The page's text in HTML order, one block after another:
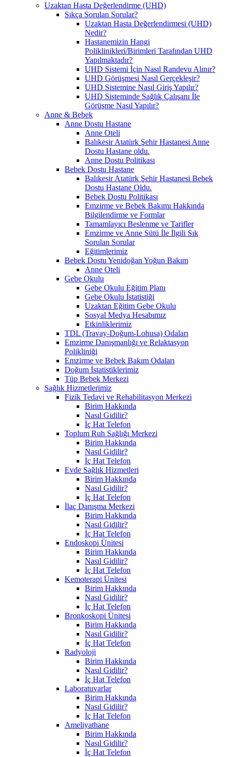
Uzaktan Hasta Değerlendirme (UHD)
Sıkça Sorulan Sorular?
Uzaktan Hasta Değerlendirmesi (UHD)
Nedir?
Hastanemizin Hangi
Poliklinikleri/Birimleri Tarafından UHD
Yapılmaktadır?
UHD Sistemi İçin Nasıl Randevu Alınır?
UHD Görüşmesi Nasıl Gerçekleşir?
UHD Sistemine Nasıl Giriş Yapılır?
UHD Sisteminde Sağlık Çalışanı İle
Görüşme Nasıl Yapılır?
Anne & Bebek
Anne Dostu Hastane
Anne Oteli
Balıkesir Atatürk Şehir Hastanesi Anne
Dostu Hastane oldu.
Anne Dostu Politikası
Bebek Dostu Hastane
Balıkesir Atatürk Şehir Hastanesi Bebek
Dostu Hastane Oldu.
Bebek Dostu Politikası
Emzirme ve Bebek Bakımı Hakkında
Bilgilendirme ve Formlar
Tamamlayıcı Beslenme ve Tarifler
Emzirme ve Anne Sütü İle İlgili Sık
Sorulan Sorular
Eğitimlerimiz
Bebek Dostu Yenidoğan Yoğun Bakım
Anne Oteli
Gebe Okulu
Gebe Okulu Eğitim Planı
Gebe Okulu İstatistiği
Uzaktan Eğitim Gebe Okulu
Sosyal Medya Hesabımız
Etkinliklerimiz
TDL (Travay-Doğum-Lohusa) Odaları
Emzirme Danışmanlığı ve Relaktasyon
Polikliniği
Emzirme ve Bebek Bakım Odaları
Doğum İstatistiklerimiz
Tüp Bebek Merkezi
Sağlık Hizmetlerimiz
Fizik Tedavi ve Rehabilitasyon Merkezi
Birim Hakkında
Nasıl Gidilir?
İç Hat Telefon
Toplum Ruh Sağlığı Merkezi
Birim Hakkında
Nasıl Gidilir?
İç Hat Telefon
Evde Sağlık Hizmetleri
Birim Hakkında
Nasıl Gidilir?
İç Hat Telefon
İlaç Danışma Merkezi
Birim Hakkında
Nasıl Gidilir?
İç Hat Telefon
Endoskopi Ünitesi
Birim Hakkında
Nasıl Gidilir?
İç Hat Telefon
Kemoterapi Ünitesi
Birim Hakkında
Nasıl Gidilir?
İç Hat Telefon
Bronkoskopi Ünitesi
Birim Hakkında
Nasıl Gidilir?
İç Hat Telefon
Radyoloji
Birim Hakkında
Nasıl Gidilir?
İç Hat Telefon
Laboratuvarlar
Birim Hakkında
Nasıl Gidilir?
İç Hat Telefon
Ameliyathane
Birim Hakkında
Nasıl Gidilir?
İç Hat Telefon